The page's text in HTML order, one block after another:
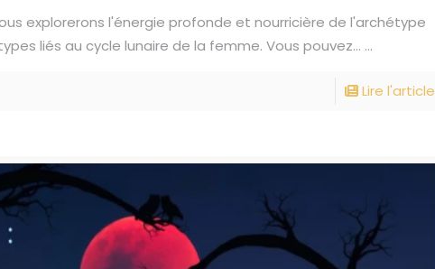
explorerons l'énergie profonde et nourricière de l'archétype
liés au cycle lunaire de la femme. Vous pouvez... ...
Lire l'article